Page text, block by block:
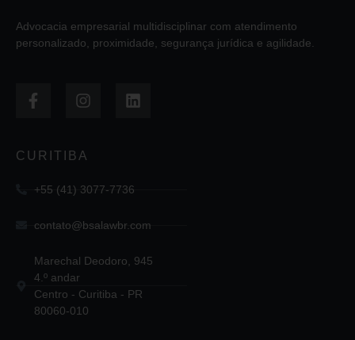
Advocacia empresarial multidisciplinar com atendimento
personalizado, proximidade, segurança jurídica e agilidade.
CURITIBA
+55 (41) 3077-7736
contato@bsalawbr.com
Marechal Deodoro, 945
4.º andar
Centro - Curitiba - PR
80060-010